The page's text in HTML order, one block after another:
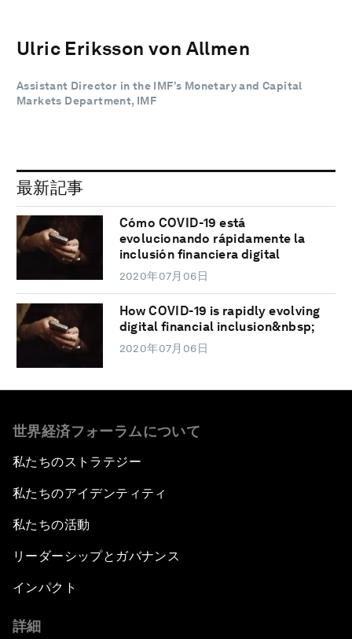
Ulric Eriksson von Allmen
Assistant Director in the IMF’s Monetary and Capital
Markets Department, IMF
最新記事
Cómo COVID-19 está
evolucionando rápidamente la
inclusión financiera digital
2020年07月06日
How COVID-19 is rapidly evolving
digital financial inclusion&nbsp;
2020年07月06日
世界経済フォーラムについて
私たちのストラテジー
私たちのアイデンティティ
私たちの活動
リーダーシップとガバナンス
インパクト
詳細